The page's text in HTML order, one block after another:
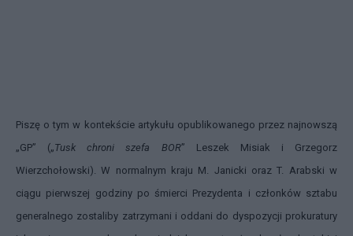
Piszę o tym w kontekście artykułu opublikowanego przez najnowszą
„GP” („Tusk chroni szefa BOR” Leszek Misiak i Grzegorz
Wierzchołowski). W normalnym kraju M. Janicki oraz T. Arabski w
ciągu pierwszej godziny po śmierci Prezydenta i członków sztabu
generalnego zostaliby zatrzymani i oddani do dyspozycji prokuratury